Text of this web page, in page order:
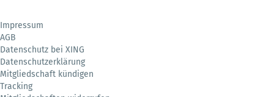
Impressum
AGB
Datenschutz bei XING
Datenschutzerklärung
Mitgliedschaft kündigen
Tracking